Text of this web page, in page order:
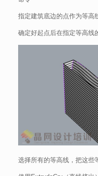
指定建筑底边的点作为等高
确定好起点后在指定等高线
选择所有的等高线，把这些